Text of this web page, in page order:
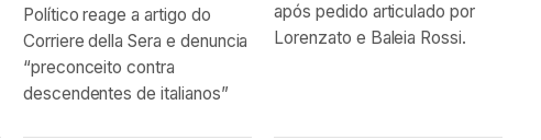
Político reage a artigo do
Corriere della Sera e denuncia
“preconceito contra
descendentes de italianos”
após pedido articulado por
Lorenzato e Baleia Rossi.